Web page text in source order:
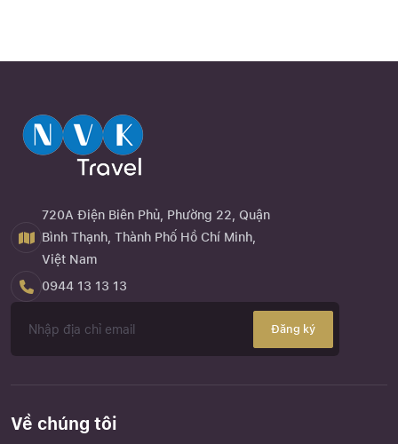
720A Điện Biên Phủ, Phường 22, Quận
Bình Thạnh, Thành Phố Hồ Chí Minh,
Việt Nam
0944 13 13 13
Đăng ký
Về chúng tôi